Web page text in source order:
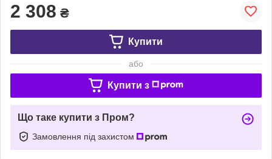
2 308 ₴
Купити
або
Купити з
Що таке купити з Пром?
Замовлення під захистом